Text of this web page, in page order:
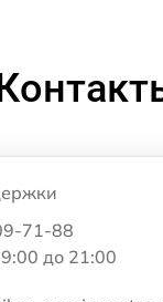
71-88
до 21:00